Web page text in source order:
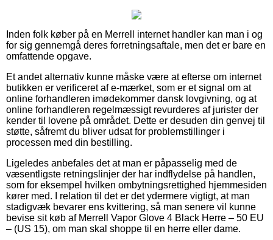
Inden folk køber på en Merrell internet handler kan man i og
for sig gennemgå deres forretningsaftale, men det er bare en
omfattende opgave.
Et andet alternativ kunne måske være at efterse om internet
butikken er verificeret af e-mærket, som er et signal om at
online forhandleren imødekommer dansk lovgivning, og at
online forhandleren regelmæssigt revurderes af jurister der
kender til lovene på området. Dette er desuden din genvej til
støtte, såfremt du bliver udsat for problemstillinger i
processen med din bestilling.
Ligeledes anbefales det at man er påpasselig med de
væsentligste retningslinjer der har indflydelse på handlen,
som for eksempel hvilken ombytningsrettighed hjemmesiden
kører med. I relation til det er det ydermere vigtigt, at man
stadigvæk bevarer ens kvittering, så man senere vil kunne
bevise sit køb af Merrell Vapor Glove 4 Black Herre – 50 EU
– (US 15), om man skal shoppe til en herre eller dame.